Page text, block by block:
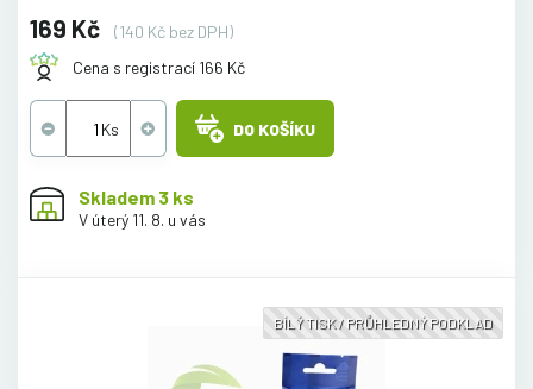
169 Kč
(140 Kč bez DPH)
Cena s registrací 166 Kč
DO KOŠÍKU
Skladem 3 ks
V úterý 11. 8. u vás
BÍLÝ TISK / PRŮHLEDNÝ PODKLAD